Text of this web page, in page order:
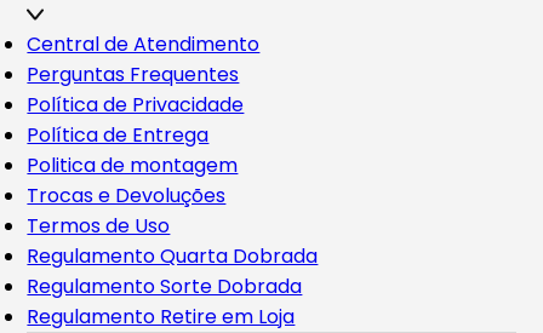
Central de Atendimento
Perguntas Frequentes
Política de Privacidade
Política de Entrega
Politica de montagem
Trocas e Devoluções
Termos de Uso
Regulamento Quarta Dobrada
Regulamento Sorte Dobrada
Regulamento Retire em Loja